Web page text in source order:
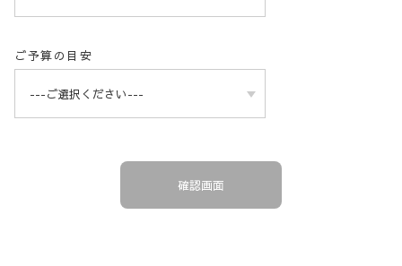
ご予算の目安